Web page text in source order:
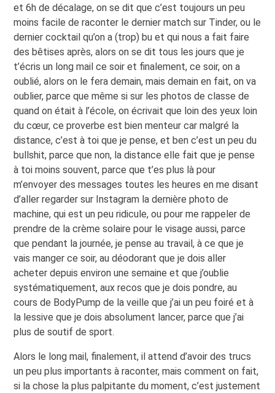
et 6h de décalage, on se dit que c’est toujours un peu
moins facile de raconter le dernier match sur Tinder, ou le
dernier cocktail qu’on a (trop) bu et qui nous a fait faire
des bêtises après, alors on se dit tous les jours que je
t’écris un long mail ce soir et finalement, ce soir, on a
oublié, alors on le fera demain, mais demain en fait, on va
oublier, parce que même si sur les photos de classe de
quand on était à l’école, on écrivait que loin des yeux loin
du cœur, ce proverbe est bien menteur car malgré la
distance, c’est à toi que je pense, et ben c’est un peu du
bullshit, parce que non, la distance elle fait que je pense
à toi moins souvent, parce que t’es plus là pour
m’envoyer des messages toutes les heures en me disant
d’aller regarder sur Instagram la dernière photo de
machine, qui est un peu ridicule, ou pour me rappeler de
prendre de la crème solaire pour le visage aussi, parce
que pendant la journée, je pense au travail, à ce que je
vais manger ce soir, au déodorant que je dois aller
acheter depuis environ une semaine et que j’oublie
systématiquement, aux recos que je dois pondre, au
cours de BodyPump de la veille que j’ai un peu foiré et à
la lessive que je dois absolument lancer, parce que j’ai
plus de soutif de sport.
Alors le long mail, finalement, il attend d’avoir des trucs
un peu plus importants à raconter, mais comment on fait,
si la chose la plus palpitante du moment, c’est justement